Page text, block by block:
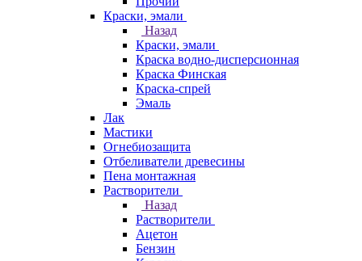
Краски, эмали
Назад
Краски, эмали
Краска водно-дисперсионная
Краска Финская
Краска-спрей
Эмаль
Лак
Мастики
Огнебиозащита
Отбеливатели древесины
Пена монтажная
Растворители
Назад
Растворители
Ацетон
Бензин